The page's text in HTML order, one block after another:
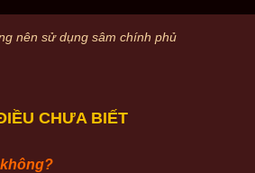
nên sử dụng sâm chính phủ
CHƯA BIẾT